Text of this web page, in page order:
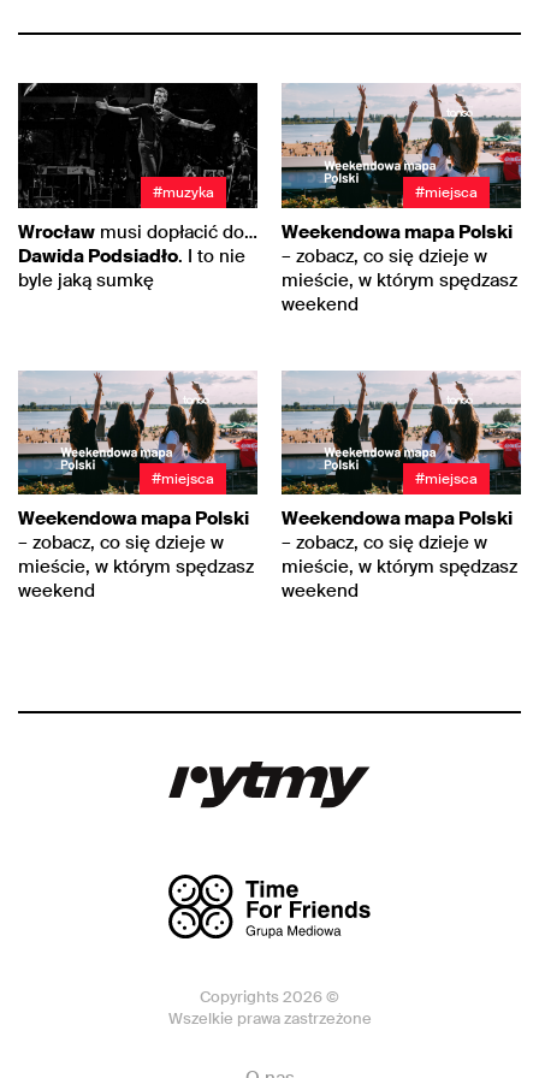
#muzyka
Wrocław musi dopłacić do…
Dawida Podsiadło. I to nie
byle jaką sumkę
#miejsca
Weekendowa mapa Polski
– zobacz, co się dzieje w
mieście, w którym spędzasz
weekend
#miejsca
Weekendowa mapa Polski
– zobacz, co się dzieje w
mieście, w którym spędzasz
weekend
#miejsca
Weekendowa mapa Polski
– zobacz, co się dzieje w
mieście, w którym spędzasz
weekend
Copyrights 2026 ©
Wszelkie prawa zastrzeżone